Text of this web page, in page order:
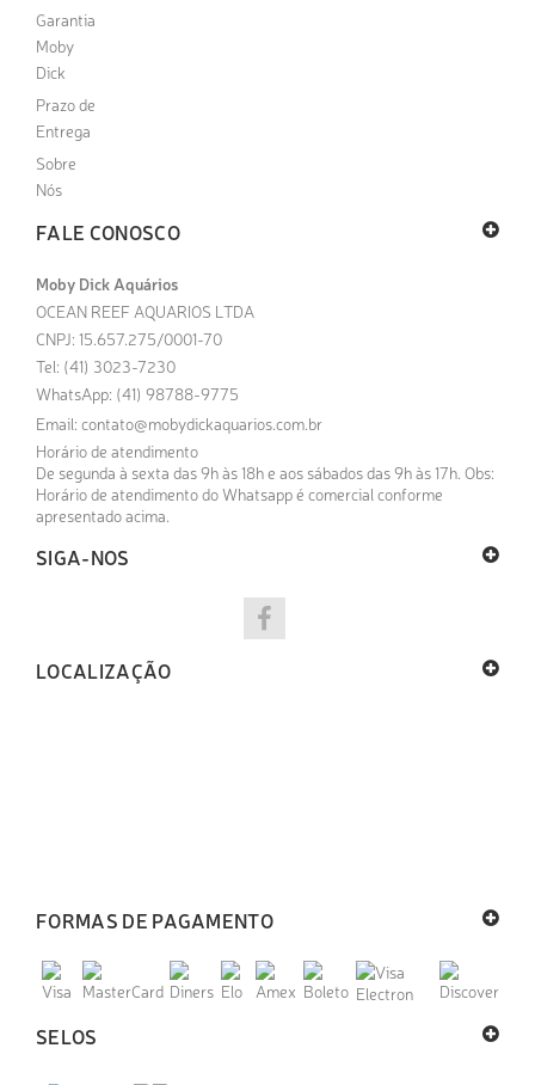
Garantia
Moby
Dick
Prazo de
Entrega
Sobre
Nós
FALE CONOSCO
Moby Dick Aquários
OCEAN REEF AQUARIOS LTDA
CNPJ: 15.657.275/0001-70
Tel: (41) 3023-7230
WhatsApp: (41) 98788-9775
Email: contato@mobydickaquarios.com.br
Horário de atendimento
De segunda à sexta das 9h às 18h e aos sábados das 9h às 17h. Obs:
Horário de atendimento do Whatsapp é comercial conforme
apresentado acima.
SIGA-NOS
LOCALIZAÇÃO
FORMAS DE PAGAMENTO
SELOS